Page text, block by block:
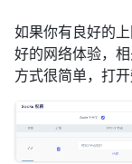
如果你有良好的
好的网络体验，
方式很简单，打